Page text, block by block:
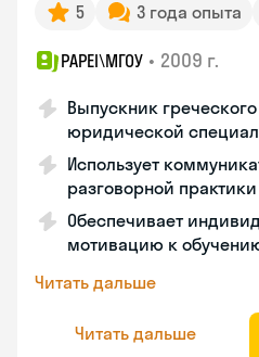
5 3 года опыта
PAPEI\MГОУ • 2009 г.
Выпускник
юридической
Использует
разговорной практики
Обеспечивает
мотивацию к
Читать дальше
Читать дальше